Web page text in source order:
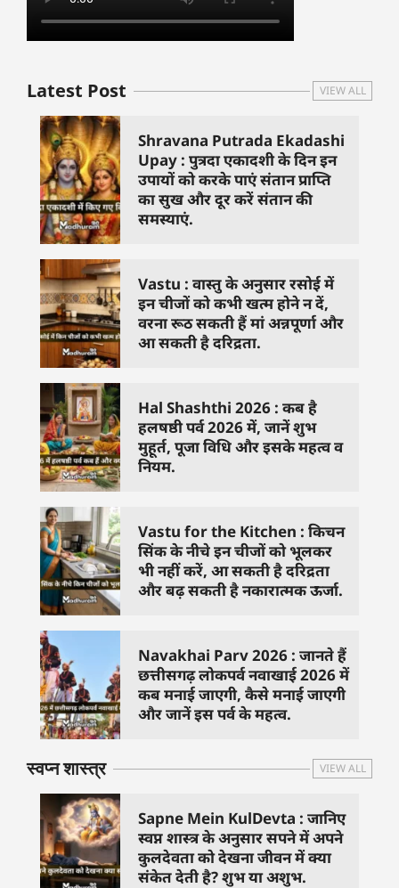
Latest Post VIEW ALL
Shravana Putrada Ekadashi
Upay : पुत्रदा एकादशी के दिन इन
उपायों को करके पाएं संतान प्राप्ति
का सुख और दूर करें संतान की
समस्याएं.
Vastu : वास्तु के अनुसार रसोई में
इन चीजों को कभी खत्म होने न दें,
वरना रूठ सकती हैं मां अन्नपूर्णा और
आ सकती है दरिद्रता.
Hal Shashthi 2026 : कब है
हलषष्ठी पर्व 2026 में, जानें शुभ
मुहूर्त, पूजा विधि और इसके महत्व व
नियम.
Vastu for the Kitchen : किचन
सिंक के नीचे इन चीजों को भूलकर
भी नहीं करें, आ सकती है दरिद्रता
और बढ़ सकती है नकारात्मक ऊर्जा.
Navakhai Parv 2026 : जानते हैं
छत्तीसगढ़ लोकपर्व नवाखाई 2026 में
कब मनाई जाएगी, कैसे मनाई जाएगी
और जानें इस पर्व के महत्व.
स्वप्न शास्त्र VIEW ALL
Sapne Mein KulDevta : जानिए
स्वप्न शास्त्र के अनुसार सपने में अपने
कुलदेवता को देखना जीवन में क्या
संकेत देती है? शुभ या अशुभ.